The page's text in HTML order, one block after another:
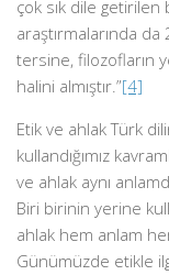
çok sık dile
araştırmalarında da
tersine, filozofların
halini almıştır.”[4]
Etik ve ahlak Türk
kullandığımız
ve ahlak aynı
Biri birinin yerine
ahlak hem anlam
Günümüzde etikle